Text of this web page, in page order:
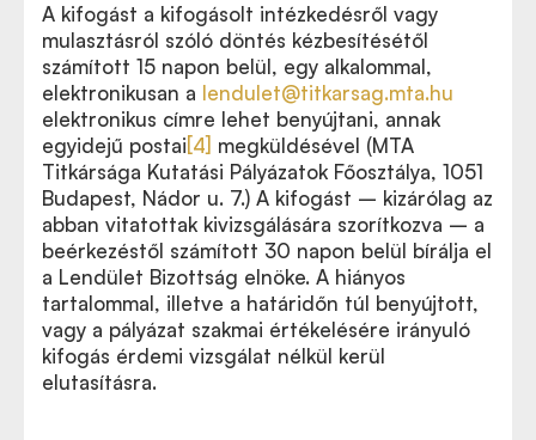
A kifogást a kifogásolt intézkedésről vagy
mulasztásról szóló döntés kézbesítésétől
számított 15 napon belül, egy alkalommal,
elektronikusan a lendulet@titkarsag.mta.hu
elektronikus címre lehet benyújtani, annak
egyidejű postai[4] megküldésével (MTA
Titkársága Kutatási Pályázatok Főosztálya, 1051
Budapest, Nádor u. 7.) A kifogást – kizárólag az
abban vitatottak kivizsgálására szorítkozva – a
beérkezéstől számított 30 napon belül bírálja el
a Lendület Bizottság elnöke. A hiányos
tartalommal, illetve a határidőn túl benyújtott,
vagy a pályázat szakmai értékelésére irányuló
kifogás érdemi vizsgálat nélkül kerül
elutasításra.